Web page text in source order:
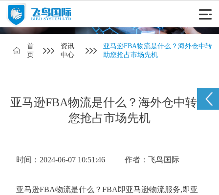
首
页
资讯
中心
亚马逊FBA物流是什么？海外仓中转
助您抢占市场先机
亚马逊FBA物流是什么？海外仓中转助
您抢占市场先机
时间：2024-06-07 10:51:46 作者：飞鸟国际
亚马逊FBA物流是什么？FBA即亚马逊物流服务,即亚